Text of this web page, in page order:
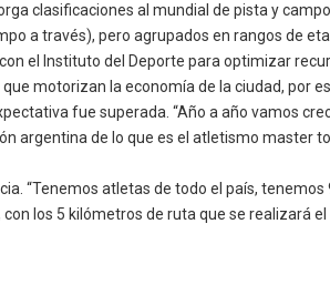
clasificaciones al mundial de pista y
a través), pero agrupados en rangos de
el Instituto del Deporte para optimizar
motorizan la economía de la ciudad, por
fue superada. “Año a año vamos
argentina de lo que es el atletismo master
“Tenemos atletas de todo el país,
los 5 kilómetros de ruta que se realizará